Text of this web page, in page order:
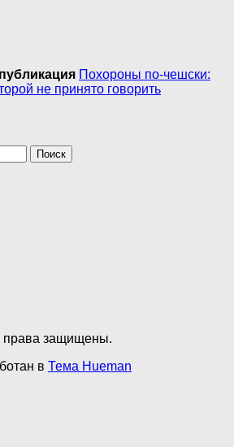
Похороны по-чешски:
не принято говорить
права защищены.
в Тема Hueman